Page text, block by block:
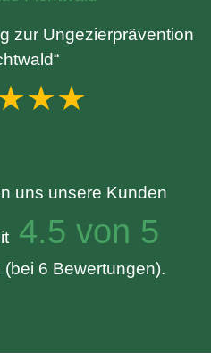
zur Ungezierprävention
uns unsere Kunden
4.5 von 5
6 Bewertungen).